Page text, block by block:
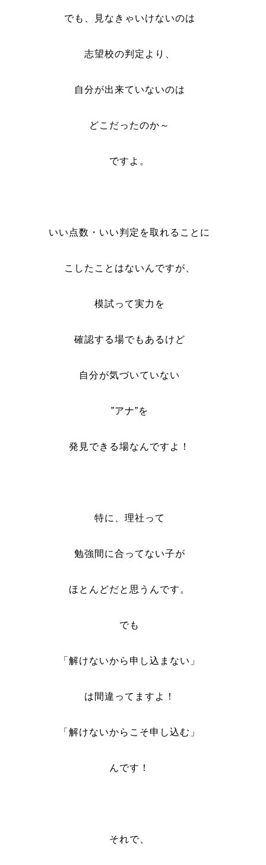
でも、見なきゃいけないのは
志望校の判定より、
自分が出来ていないのは
どこだったのか～
ですよ。
いい点数・いい判定を取れることに
こしたことはないんですが、
模試って実力を
確認する場でもあるけど
自分が気づいていない
”アナ”を
発見できる場なんですよ！
特に、理社って
勉強間に合ってない子が
ほとんどだと思うんです。
でも
「解けないから申し込まない」
は間違ってますよ！
「解けないからこそ申し込む」
んです！
それで、